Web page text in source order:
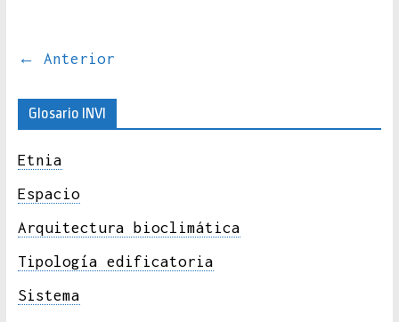
← Anterior
Glosario INVI
Etnia
Espacio
Arquitectura bioclimática
Tipología edificatoria
Sistema